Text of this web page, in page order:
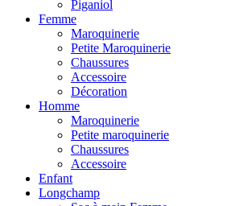
Piganiol
Femme
Maroquinerie
Petite Maroquinerie
Chaussures
Accessoire
Décoration
Homme
Maroquinerie
Petite maroquinerie
Chaussures
Accessoire
Enfant
Longchamp